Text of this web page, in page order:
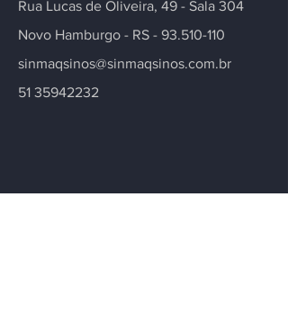
Rua Lucas de Oliveira, 49 - Sala 304
Novo Hamburgo - RS - 93.510-110
sinmaqsinos@sinmaqsinos.com.br
51 35942232